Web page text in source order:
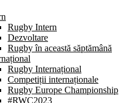
Rugby Intern
Dezvoltare
Rugby în această săptămână
Rugby Internațional
Competiții internaționale
Rugby Europe Championship
#RWC2023